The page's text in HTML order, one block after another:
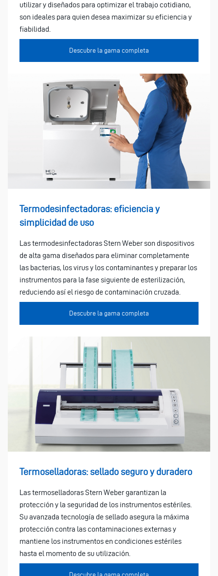
utilizar y diseñados para optimizar el trabajo cotidiano,
son ideales para quien desea maximizar su eficiencia y
fiabilidad.
Descubre la gama completa
Termodesinfectadoras: eficiencia y
simplicidad de uso
Las termodesinfectadoras Stern Weber son dispositivos
de alta gama diseñados para eliminar completamente
las bacterias, los virus y los contaminantes y preparar los
instrumentos para la fase siguiente de esterilización,
reduciendo así el riesgo de contaminación cruzada.
Descubre la gama completa
Termoselladoras: sellado seguro y duradero
Las termoselladoras Stern Weber garantizan la
protección y la seguridad de los instrumentos estériles.
Su avanzada tecnología de sellado asegura la máxima
protección contra las contaminaciones externas y
mantiene los instrumentos en condiciones estériles
hasta el momento de su utilización.